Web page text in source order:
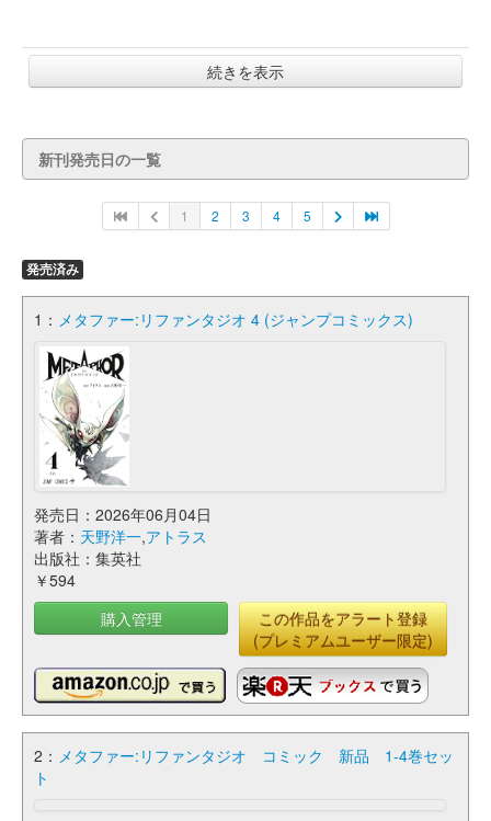
続きを表示
新刊発売日の一覧
1 2 3 4 5
発売済み
1： メタファー:リファンタジオ 4 (ジャンプコミックス)
発売日：2026年06月04日
著者： 天野洋一,アトラス
出版社：集英社
￥594
購入管理
この作品をアラート登録
(プレミアムユーザー限定)
2： メタファー:リファンタジオ コミック 新品 1-4巻セッ
ト